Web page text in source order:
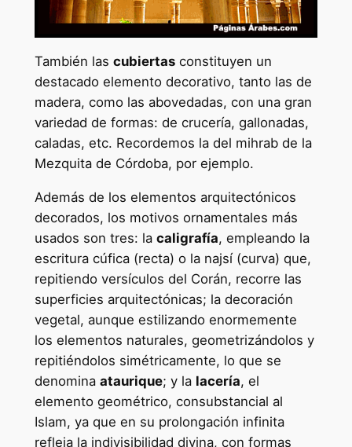
También las cubiertasconstituyen un
destacado elemento decorativo, tanto las de
madera, como las abovedadas, con una gran
variedad de formas: de crucería, gallonadas,
caladas, etc. Recordemos la del mihrab de la
Mezquita de Córdoba, por ejemplo.
Además de los elementos arquitectónicos
decorados, los motivos ornamentales más
usados son tres: la caligrafía, empleando la
escritura cúfica (recta) o la najsí (curva) que,
repitiendo versículos del Corán, recorre las
superficies arquitectónicas; la decoración
vegetal, aunque estilizando enormemente
los elementos naturales, geometrizándolos y
repitiéndolos simétricamente, lo que se
denomina ataurique; y la lacería, el
elemento geométrico, consubstancial al
Islam, ya que en su prolongación infinita
refleja la indivisibilidad divina, con formas